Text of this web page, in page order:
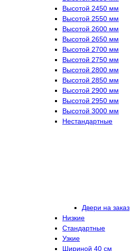
Высотой 2450 мм
Высотой 2550 мм
Высотой 2600 мм
Высотой 2650 мм
Высотой 2700 мм
Высотой 2750 мм
Высотой 2800 мм
Высотой 2850 мм
Высотой 2900 мм
Высотой 2950 мм
Высотой 3000 мм
Нестандартные
Двери на заказ
Низкие
Стандартные
Узкие
Шириной 40 см